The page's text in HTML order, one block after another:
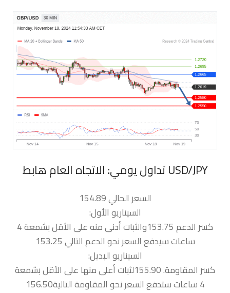
‏USD/JPY تداول يومي: الاتجاه العام هابط
السعر الحالي 154.89
السيناريو الأول:
كسر الدعم 153.75والثبات أدنى منه على الأقل بشمعة 4
ساعات سيدفع السعر نحو الدعم التالي 153.25
السيناريو البديل:
كسر المقاومة. 155.90لثبات أعلى منها على الأقل بشمعة
4 ساعات ستدفع السعر نحو المقاومة التالية156.50